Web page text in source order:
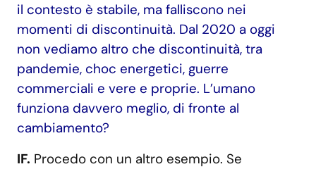
il contesto è stabile, ma falliscono nei
momenti di discontinuità. Dal 2020 a oggi
non vediamo altro che discontinuità, tra
pandemie, choc energetici, guerre
commerciali e vere e proprie. L’umano
funziona davvero meglio, di fronte al
cambiamento?
IF. Procedo con un altro esempio. Se